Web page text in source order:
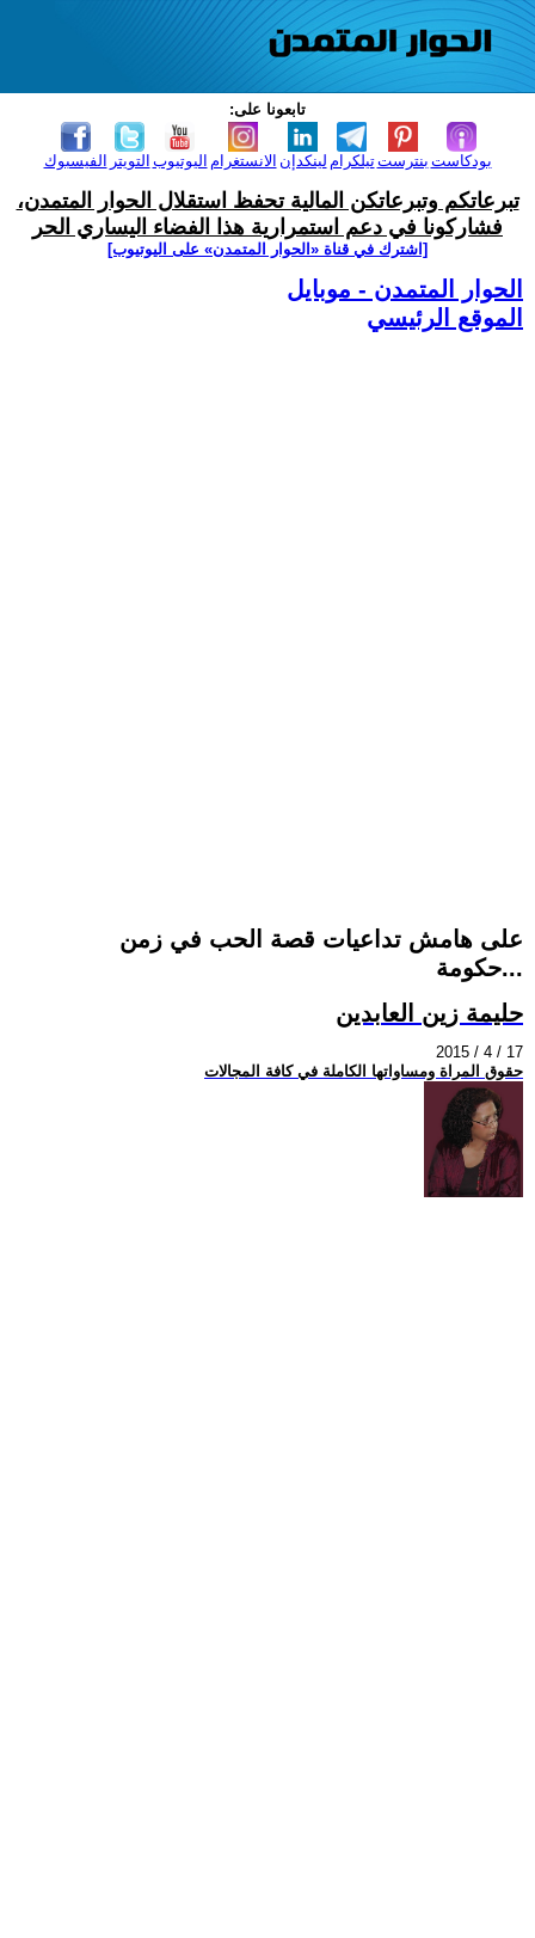
تابعونا على:
الفيسبوك التويتر اليوتيوب الانستغرام لينكدإن تيلكرامبنترست بودكاست
تبرعاتكم وتبرعاتكن المالية تحفظ استقلال الحوار المتمدن،
فشاركونا في دعم استمرارية هذا الفضاء اليساري الحر
[اشترك في قناة ‫«الحوار المتمدن» على اليوتيوب]
الحوار المتمدن - موبايل
الموقع الرئيسي
على هامش تداعيات قصة الحب في زمن
حكومة...
حليمة زين العابدين
2015 / 4 / 17
حقوق المراة ومساواتها الكاملة في كافة المجالات